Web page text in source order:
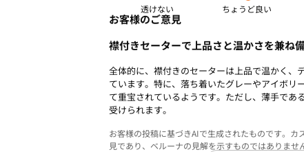
透けない
お客様のご意見
襟付きセーターで上品さと温かさを兼ね
全体的に、襟付きのセーターは上品で温かく、
ています。特に、落ち着いたグレーやアイボリ
て重宝されているようです。ただし、薄手で
受けられます。
お客様の投稿に基づきAIで生成されたものです。
見であり、ベルーナの見解を示すものではありませ